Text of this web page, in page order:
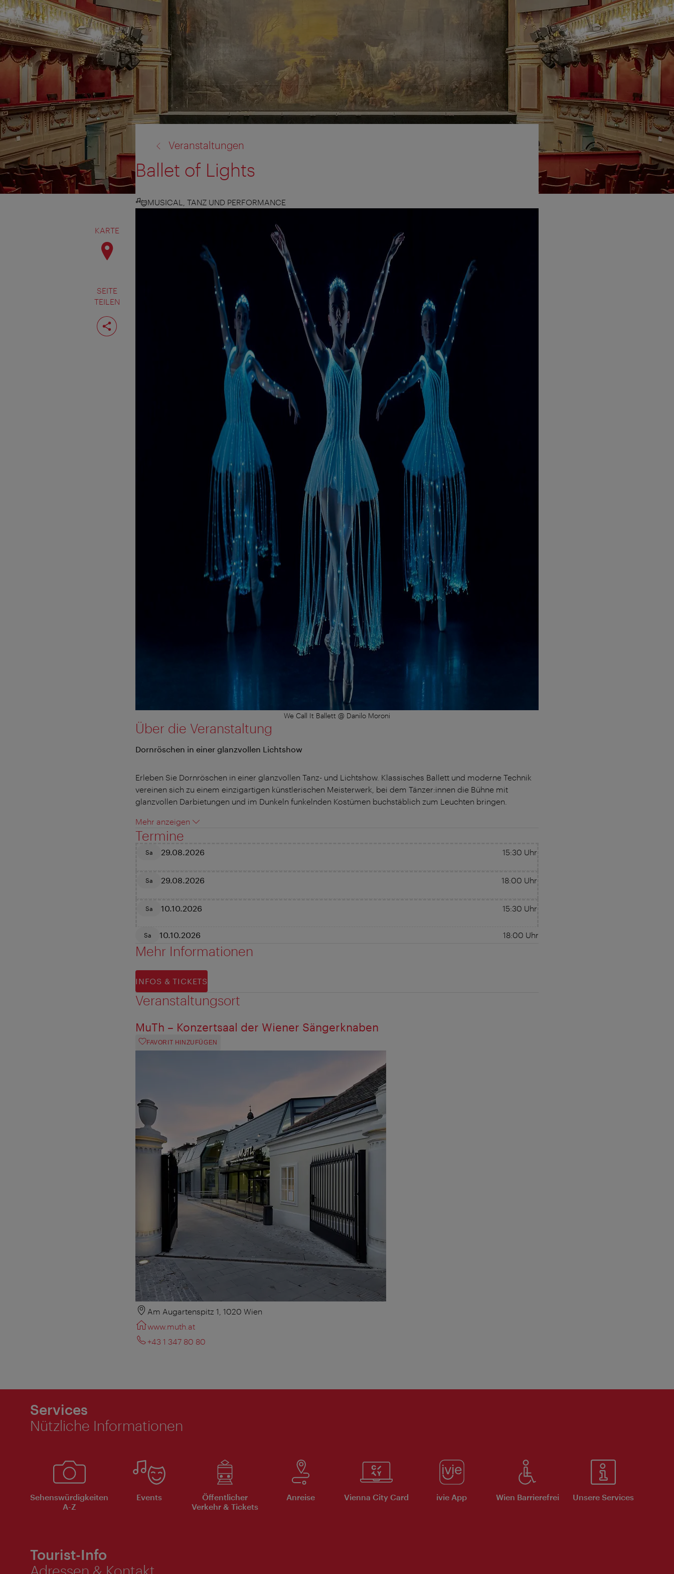
KARTE
SEITE
TEILEN
Seite
teilen
Veranstaltungen
Ballet of Lights
MUSICAL, TANZ UND PERFORMANCE
We Call It Ballett @ Danilo Moroni
Über die Veranstaltung
Dornröschen in einer glanzvollen Lichtshow
Erleben Sie Dornröschen in einer glanzvollen Tanz- und Lichtshow. Klassisches Ballett und moderne Technik
vereinen sich zu einem einzigartigen künstlerischen Meisterwerk, bei dem Tänzer:innen die Bühne mit
glanzvollen Darbietungen und im Dunkeln funkelnden Kostümen buchstäblich zum Leuchten bringen.
Mehr anzeigen
Termine
Sa 29.08.2026 15:30 Uhr
Sa 29.08.2026 18:00 Uhr
Sa 10.10.2026 15:30 Uhr
Sa 10.10.2026 18:00 Uhr
Mehr Informationen
INFOS & TICKETS
Veranstaltungsort
MuTh – Konzertsaal der Wiener Sängerknaben
FAVORIT HINZUFÜGEN
Am Augartenspitz 1, 1020 Wien
www.muth.at
+43 1 347 80 80
Services
Nützliche Informationen
Sehenswürdigkeiten
A-Z
Events
Öffentlicher
Verkehr & Tickets
Anreise Vienna City Card ivie App Wien Barrierefrei Unsere Services
Tourist-Info
Adressen & Kontakt